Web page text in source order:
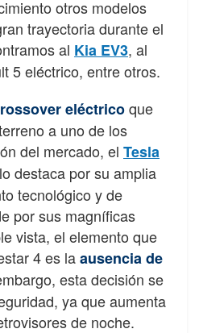
otros modelos
trayectoria durante el
al Kia EV3, al
5 eléctrico, entre otros.
eléctricoque
a uno de los
del mercado, el Tesla
destaca por su amplia
tecnológico y de
por sus magníficas
vista, el elemento que
4 es laausencia de
esta decisión se
ya que aumenta
de noche.